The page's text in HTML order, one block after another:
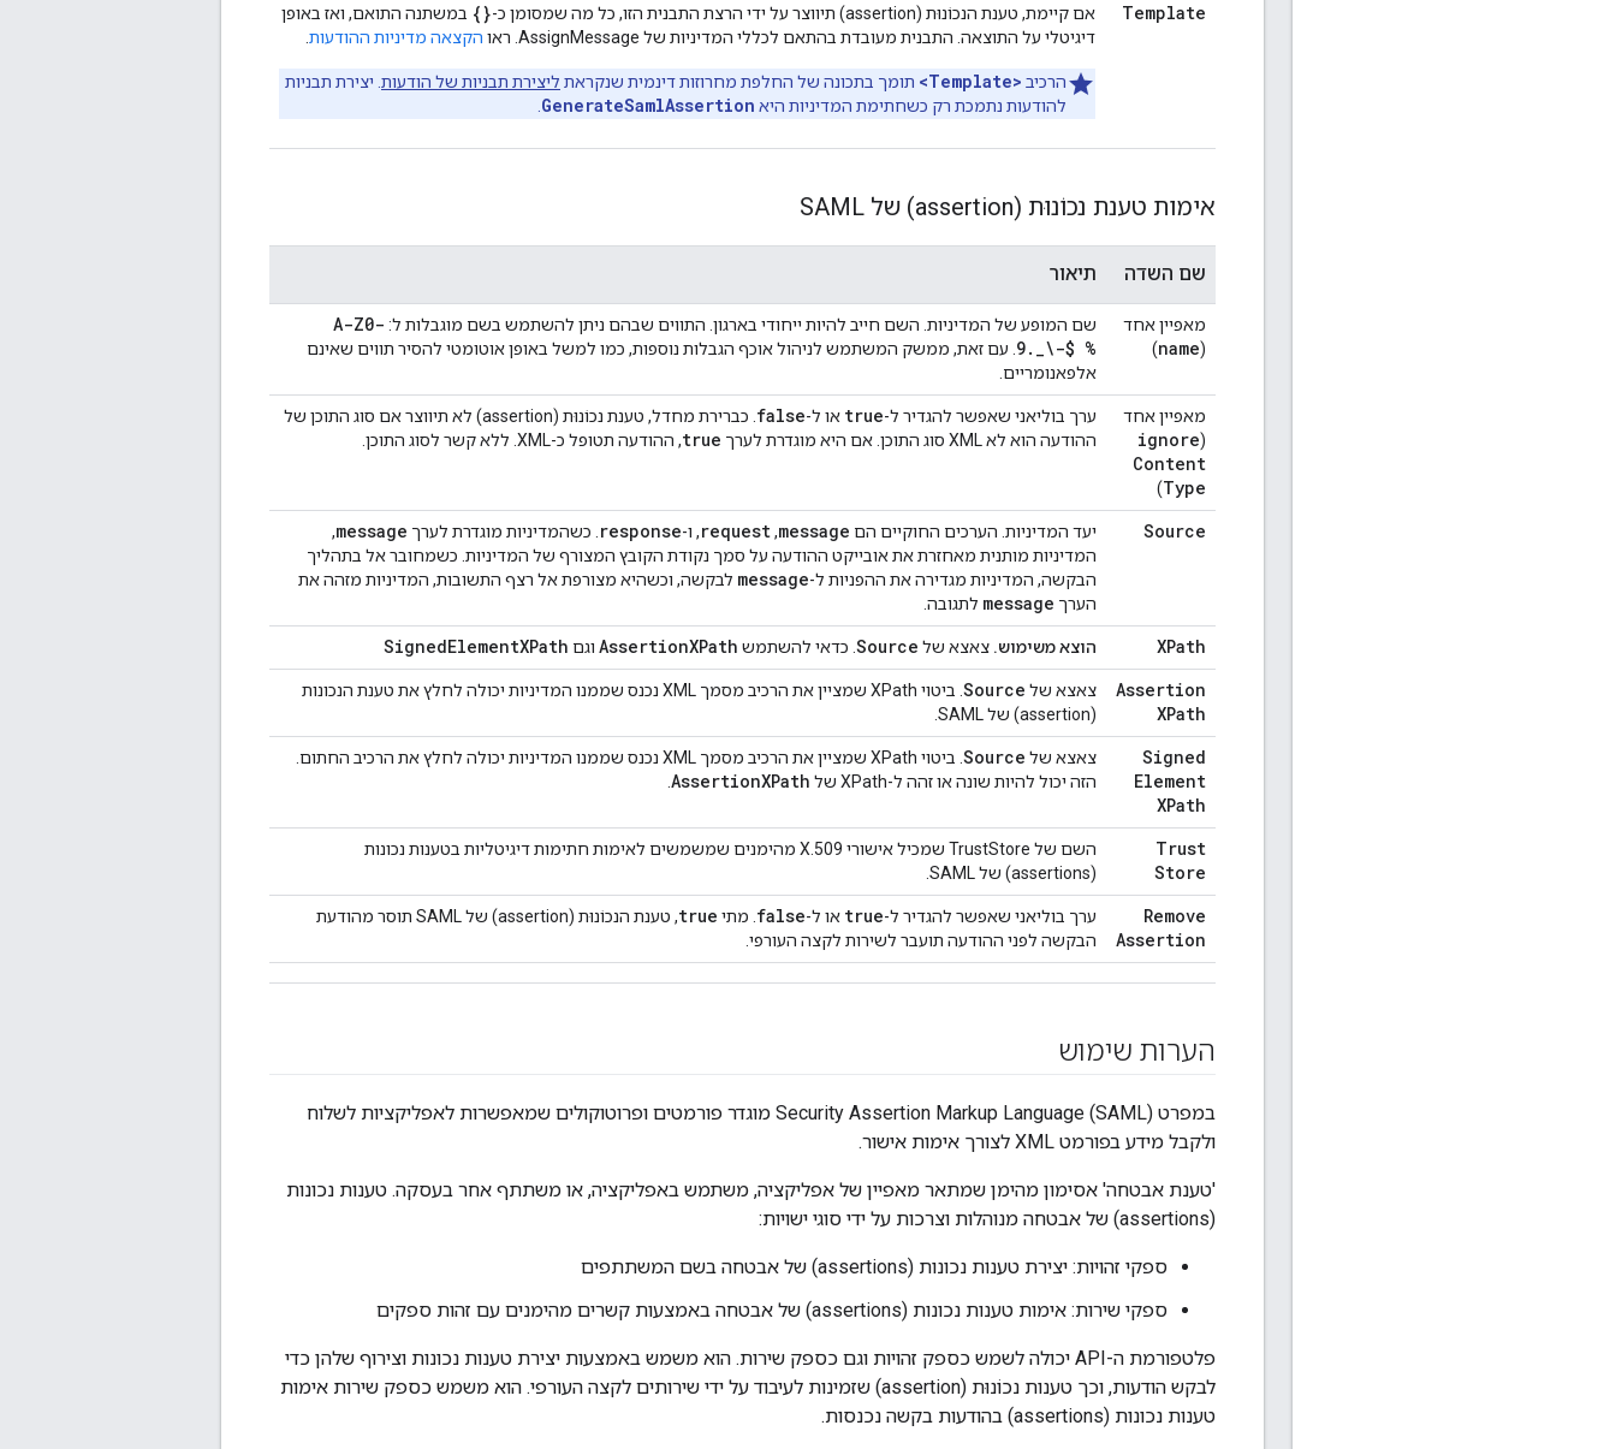
Template אם קיימת, טענת הנכוֹנוּת (assertion) תיווצר על ידי הרצת התבנית הזו, כל מה שמסומן כ- {} במשתנה התואם, ואז באופן
דיגיטלי על התוצאה. התבנית מעובדת בהתאם לכללי המדיניות של AssignMessage. ראו
הקצאה מדיניות ההודעות
הרכיב <Template> תומך בתכונה של החלפת מחרוזות דינמית שנקראת ליצירת תבניות של הודעות . יצירת תבניות
להודעות נתמכת רק כשחתימת המדיניות היא GenerateSamlAssertion
אימות טענת נכוֹנוּת (assertion) של SAML
שם השדה תיאור
מאפיין אחד
(
name
)
שם המופע של המדיניות. השם חייב להיות ייחודי בארגון. התווים שבהם ניתן להשתמש בשם מוגבלות ל: A-Z0-
9._\-$ % . עם זאת, ממשק המשתמש לניהול אוכף הגבלות נוספות, כמו למשל באופן אוטומטי להסיר תווים שאינם
אלפאנומריים.
מאפיין אחד
(
ignore
Content
Type
)
ערך בוליאני שאפשר להגדיר ל-true או ל-false
. כברירת מחדל, טענת נכוֹנוּת (assertion) לא תיווצר אם סוג התוכן של
ההודעה הוא לא XML סוג התוכן. אם היא מוגדרת לערך
true, ההודעה תטופל כ-XML. ללא קשר לסוג התוכן.
Source יעד המדיניות. הערכים החוקיים הם message
,
request, ו-response . כשהמדיניות מוגדרת לערך message
,
המדיניות מותנית מאחזרת את אובייקט ההודעה על סמך נקודת הקובץ המצורף של המדיניות. כשמחובר אל בתהליך
הבקשה, המדיניות מגדירה את ההפניות ל-message לבקשה, וכשהיא מצורפת אל רצף התשובות, המדיניות מזהה את
הערך message לתגובה.
XPath הוצא משימוש. צאצא של Source . כדאי להשתמש AssertionXPath וגם SignedElementXPath
Assertion
XPath
צאצא של Source
. ביטוי XPath שמציין את הרכיב מסמך XML נכנס שממנו המדיניות יכולה לחלץ את טענת הנכונות
(assertion) של SAML.
Signed
Element
XPath
צאצא של Source
. ביטוי XPath שמציין את הרכיב מסמך XML נכנס שממנו המדיניות יכולה לחלץ את הרכיב החתום.
הזה יכול להיות שונה או זהה ל-XPath של
AssertionXPath
Trust
Store
השם של TrustStore שמכיל אישורי X.509 מהימנים שמשמשים לאימות חתימות דיגיטליות בטענות נכונות
(assertions) של SAML.
Remove
Assertion
ערך בוליאני שאפשר להגדיר ל-true או ל-false . מתי true
, טענת הנכוֹנוּת (assertion) של SAML תוסר מהודעת
הבקשה לפני ההודעה תועבר לשירות לקצה העורפי.
הערות שימוש
במפרט Security Assertion Markup Language (SAML) מוגדר פורמטים ופרוטוקולים שמאפשרות לאפליקציות לשלוח
ולקבל מידע בפורמט XML לצורך אימות אישור.
'טענת אבטחה' אסימון מהימן שמתאר מאפיין של אפליקציה, משתמש באפליקציה, או משתתף אחר בעסקה. טענות נכונות
(assertions) של אבטחה מנוהלות וצרכות על ידי סוגי ישויות:
ספקי זהויות: יצירת טענות נכונות (assertions) של אבטחה בשם המשתתפים
ספקי שירות: אימות טענות נכונות (assertions) של אבטחה באמצעות קשרים מהימנים עם זהות ספקים
פלטפורמת ה-API יכולה לשמש כספק זהויות וגם כספק שירות. הוא משמש באמצעות יצירת טענות נכונות וצירוף שלהן כדי
לבקש הודעות, וכך טענות נכוֹנוּת (assertion) שזמינות לעיבוד על ידי שירותים לקצה העורפי. הוא משמש כספק שירות אימות
טענות נכונות (assertions) בהודעות בקשה נכנסות.